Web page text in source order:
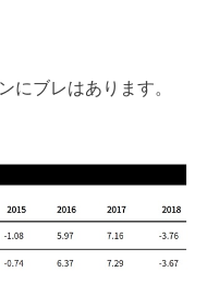
にブレはあります。